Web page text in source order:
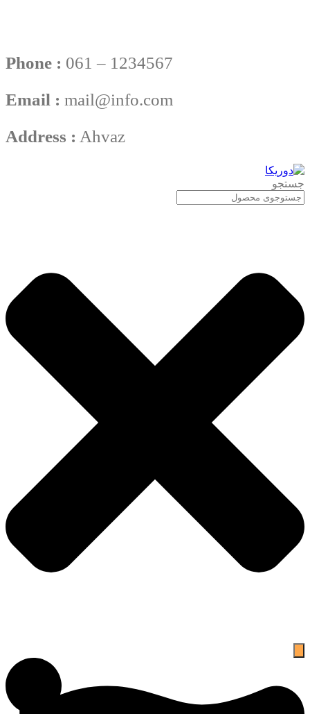
Phone : 061 – 1234567
Email : mail@info.com
Address : Ahvaz
جستجو